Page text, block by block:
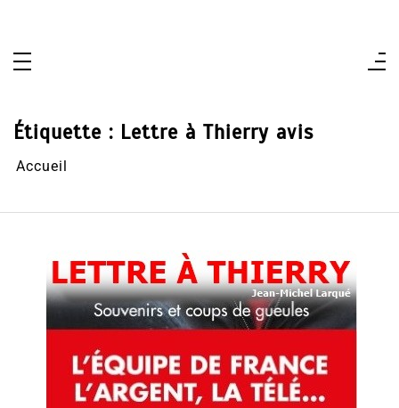
Étiquette : Lettre à Thierry avis
Accueil